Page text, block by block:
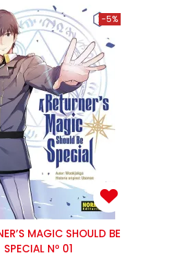
-5%
MAGIC SHOULD BE
SPECIAL Nº 01